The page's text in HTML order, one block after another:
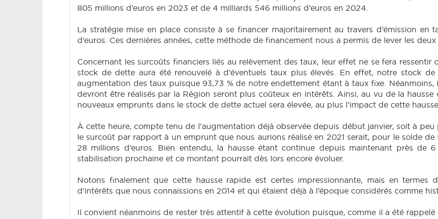
805 millions d’euros en 2023 et de 4 milliards 546 millions d’euros en 2024.
La stratégie mise en place consiste à se financer majoritairement au travers d’émission
d’euros. Ces dernières années, cette méthode de financement nous a permis de lever les
Concernant les surcoûts financiers liés au relèvement des taux, leur effet ne se fera ressentir
stock de dette aura été renouvelé à d’éventuels taux plus élevés. En effet, notre stock
augmentation des taux puisque 93,73 % de notre endettement étant à taux fixe.
devront être réalisés par la Région seront plus coûteux en intérêts. Ainsi, au vu de la
nouveaux emprunts dans le stock de dette actuel sera élevée, au plus l’impact de cette
À cette heure, compte tenu de l’augmentation déjà observée depuis début janvier, soit à
le surcoût par rapport à un emprunt que nous aurions réalisé en 2021 serait, pour le solde
28 millions d’euros. Bien entendu, la hausse étant continue depuis maintenant près de
stabilisation prochaine et ce montant pourrait dès lors encore évoluer.
Notons finalement que cette hausse rapide est certes impressionnante, mais en termes
d’intérêts que nous connaissions en 2014 et qui étaient déjà à l’époque considérés comme
Il convient néanmoins de rester très attentif à cette évolution puisque, comme il a été